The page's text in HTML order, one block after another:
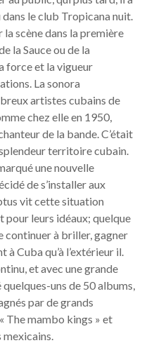
le club Tropicana nuit.
la scène dans la première
la Sauce ou de la
force et la vigueur
La sonora
artistes cubains de
chez elle en 1950,
de la bande. C’était
territoire cubain.
une nouvelle
de s’installer aux
vit cette situation
pour leurs idéaux; quelque
continuer à briller, gagner
à Cuba qu’à l’extérieur il.
et avec une grande
uns de 50 albums,
par de grands
The mambo kings » et
mexicains.